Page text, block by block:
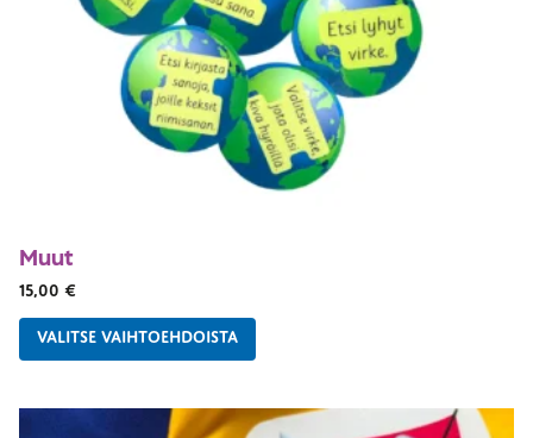
Muut
15,00 €
VALITSE VAIHTOEHDOISTA